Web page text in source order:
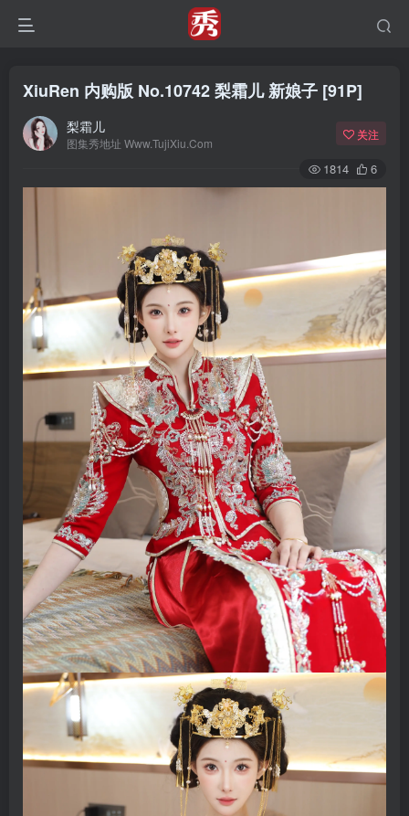
XiuRen 内购版 No.10742 梨霜儿 新娘子 [91P]
梨霜儿
图集秀地址 Www.TujiXiu.Com
关注
1814 6